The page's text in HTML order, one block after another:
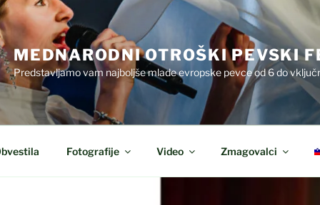
MEDNARODNI OTROŠKI PEVSKI
Predstavljamo vam najboljše mlade evropske pevce od 6 do
Fotografije Video Zmagovalci